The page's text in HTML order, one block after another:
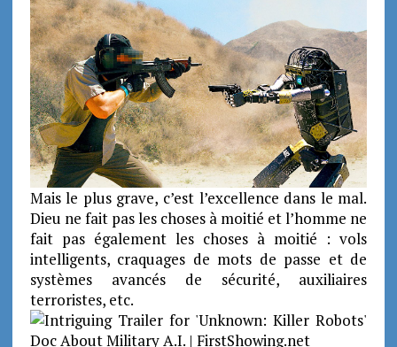
Mais le plus grave, c’est l’excellence dans le mal.
Dieu ne fait pas les choses à moitié et l’homme ne
fait pas également les choses à moitié : vols
intelligents, craquages de mots de passe et de
systèmes avancés de sécurité, auxiliaires
terroristes, etc.